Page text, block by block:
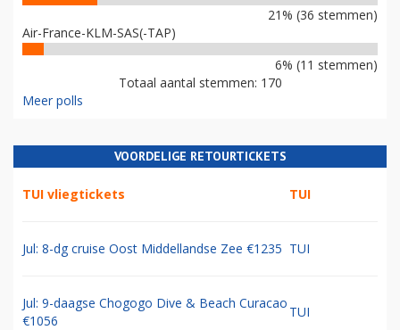
21% (36 stemmen)
Air-France-KLM-SAS(-TAP)
6% (11 stemmen)
Totaal aantal stemmen: 170
Meer polls
VOORDELIGE RETOURTICKETS
TUI vliegtickets TUI
Jul: 8-dg cruise Oost Middellandse Zee €1235 TUI
Jul: 9-daagse Chogogo Dive & Beach Curacao
€1056
TUI